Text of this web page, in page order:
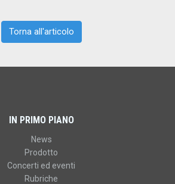
Torna all'articolo
IN PRIMO PIANO
News
Prodotto
Concerti ed eventi
Rubriche